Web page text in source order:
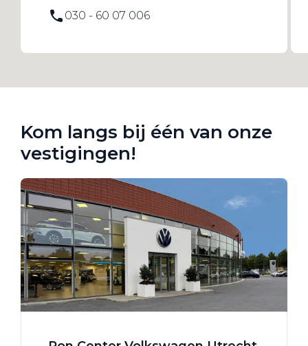
030 - 60 07 006
Kom langs bij één van onze
vestigingen!